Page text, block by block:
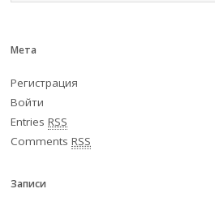
Мета
Регистрация
Войти
EntriesRSS
CommentsRSS
Записи